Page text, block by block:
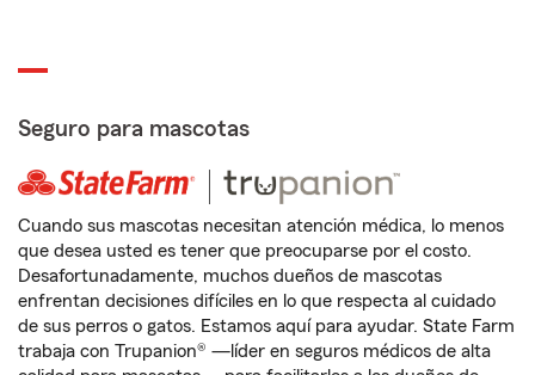
Seguro para mascotas
Cuando sus mascotas necesitan atención médica, lo menos
que desea usted es tener que preocuparse por el costo.
Desafortunadamente, muchos dueños de mascotas
enfrentan decisiones difíciles en lo que respecta al cuidado
de sus perros o gatos. Estamos aquí para ayudar. State Farm
trabaja con Trupanion® —líder en seguros médicos de alta